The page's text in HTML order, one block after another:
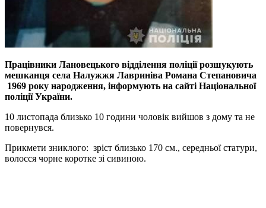
Працівники Лановецького відділення поліції розшукують
мешканця села Налужжя Лавриніва Романа Степановича
1969 року народження, інформують на сайті Національної
поліції України.
10 листопада близько 10 години чоловік вийшов з дому та не
повернувся.
Прикмети зниклого: зріст близько 170 см., середньої статури,
волосся чорне коротке зі сивиною.